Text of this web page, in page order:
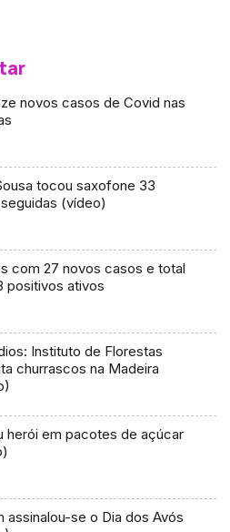
novos casos de Covid nas
tocou saxofone 33
(vídeo)
com 27 novos casos e total
positivos ativos
Instituto de Florestas
churrascos na Madeira
herói em pacotes de açúcar
assinalou-se o Dia dos Avós